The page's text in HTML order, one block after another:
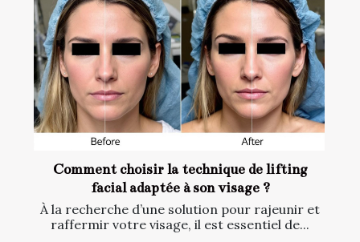
Comment choisir la technique de lifting
facial adaptée à son visage ?
À la recherche d’une solution pour rajeunir et
raffermir votre visage, il est essentiel de...